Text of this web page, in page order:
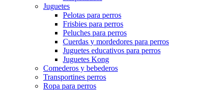
Juguetes
Pelotas para perros
Frisbies para perros
Peluches para perros
Cuerdas y mordedores para perros
Juguetes educativos para perros
Juguetes Kong
Comederos y bebederos
Transportines perros
Ropa para perros